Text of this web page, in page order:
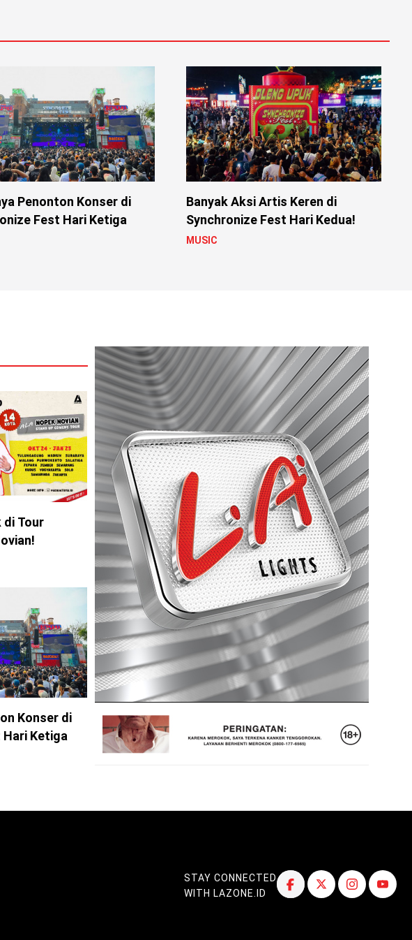
Penonton Konser di
Fest Hari Ketiga
Banyak Aksi Artis Keren di
Synchronize Fest Hari Kedua!
MUSIC
di Tour
Konser di
Hari Ketiga
STAY CONNECTED
WITH LAZONE.ID